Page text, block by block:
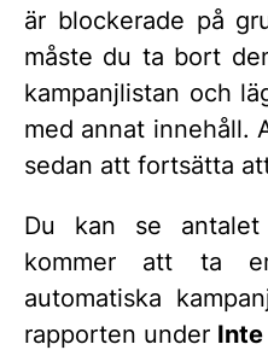
är blockerade på
måste du ta bort
kampanjlistan och
med annat innehåll.
sedan att fortsätta
Du kan se
kommer att ta
automatiska
rapporten under